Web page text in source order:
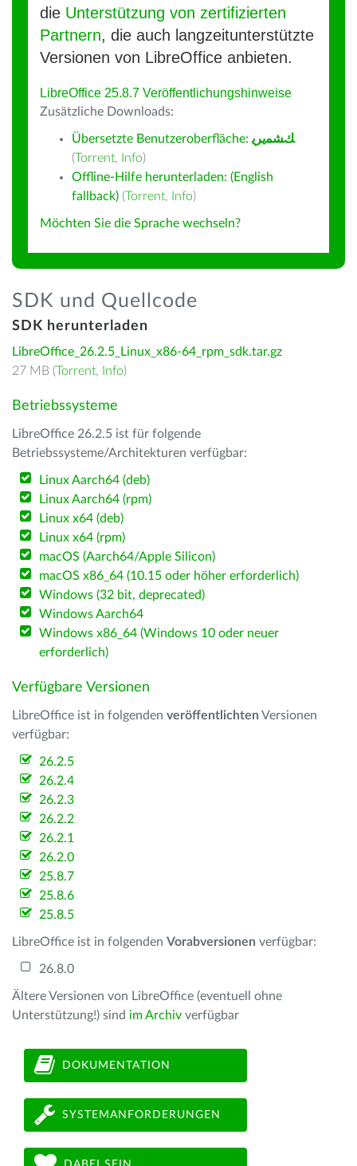
die Unterstützung von zertifizierten
Partnern, die auch langzeitunterstützte
Versionen von LibreOffice anbieten.
LibreOffice 25.8.7 Veröffentlichungshinweise
Zusätzliche Downloads:
Übersetzte Benutzeroberfläche:ﻚﺸﻤﻳﺮﻳ
(Torrent, Info)
Offline-Hilfe herunterladen: (English
fallback) (Torrent, Info)
Möchten Sie die Sprache wechseln?
SDK und Quellcode
SDK herunterladen
LibreOffice_26.2.5_Linux_x86-64_rpm_sdk.tar.gz
27 MB (Torrent, Info)
Betriebssysteme
LibreOffice 26.2.5 ist für folgende
Betriebssysteme/Architekturen verfügbar:
Linux Aarch64 (deb)
Linux Aarch64 (rpm)
Linux x64 (deb)
Linux x64 (rpm)
macOS (Aarch64/Apple Silicon)
macOS x86_64 (10.15 oder höher erforderlich)
Windows (32 bit, deprecated)
Windows Aarch64
Windows x86_64 (Windows 10 oder neuer
erforderlich)
Verfügbare Versionen
LibreOffice ist in folgenden veröffentlichten Versionen
verfügbar:
26.2.5
26.2.4
26.2.3
26.2.2
26.2.1
26.2.0
25.8.7
25.8.6
25.8.5
LibreOffice ist in folgenden Vorabversionen verfügbar:
26.8.0
Ältere Versionen von LibreOffice (eventuell ohne
Unterstützung!) sind im Archiv verfügbar
DOKUMENTATION
SYSTEMANFORDERUNGEN